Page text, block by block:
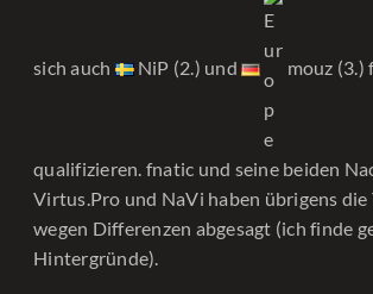
sich auch NiP (2.) und mouz (3.)
qualifizieren. fnatic und seine beiden
Virtus.Pro und NaVi haben übrigens die
wegen Differenzen abgesagt (ich finde
Hintergründe).